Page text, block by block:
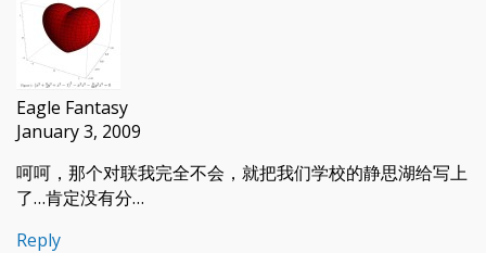
Eagle Fantasy
January 3, 2009
呵呵，那个对联我完全不会，就把我们学校的静思湖给写上
了…肯定没有分…
Reply